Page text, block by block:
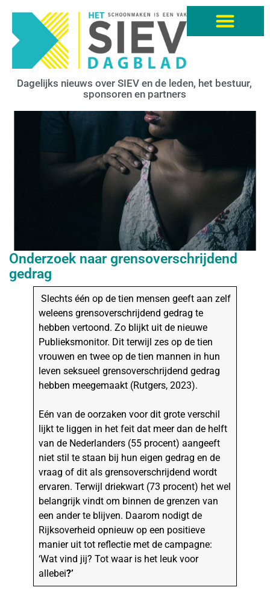
Dagelijks nieuws over SIEV en de leden, het bestuur,
sponsoren en partners
Onderzoek naar grensoverschrijdend
gedrag
Slechts één op de tien mensen geeft aan zelf
weleens grensoverschrijdend gedrag te
hebben vertoond. Zo blijkt uit de nieuwe
Publieksmonitor. Dit terwijl zes op de tien
vrouwen en twee op de tien mannen in hun
leven seksueel grensoverschrijdend gedrag
hebben meegemaakt (Rutgers, 2023).
Eén van de oorzaken voor dit grote verschil
lijkt te liggen in het feit dat meer dan de helft
van de Nederlanders (55 procent) aangeeft
niet stil te staan bij hun eigen gedrag en de
vraag of dit als grensoverschrijdend wordt
ervaren. Terwijl driekwart (73 procent) het wel
belangrijk vindt om binnen de grenzen van
een ander te blijven. Daarom nodigt de
Rijksoverheid opnieuw op een positieve
manier uit tot reflectie met de campagne:
‘Wat vind jij? Tot waar is het leuk voor
allebei?’